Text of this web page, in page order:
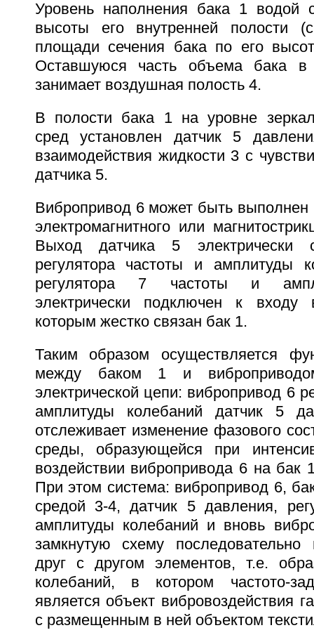
Уровень наполнения бака 1 водой
высоты его внутренней полости
площади сечения бака по его
Оставшуюся часть объема бака в
занимает воздушная полость 4.
В полости бака 1 на уровне
сред установлен датчик 5
взаимодействия жидкости 3 с
датчика 5.
Вибропривод 6 может быть выполнен
электромагнитного или
Выход датчика 5 электрически
регулятора частоты и амплитуды
регулятора 7 частоты и
электрически подключен к
которым жестко связан бак 1.
Таким образом осуществляется
между баком 1 и
электрической цепи: вибропривод 6
амплитуды колебаний датчик 5
отслеживает изменение фазового
среды, образующейся при
воздействии вибропривода 6 на
При этом система: вибропривод 6,
средой 3-4, датчик 5 давления,
амплитуды колебаний и вновь
замкнутую схему последовательно
друг с другом элементов, т.е.
колебаний, в котором частото-
является объект вибровоздействия
с размещенным в ней объектом